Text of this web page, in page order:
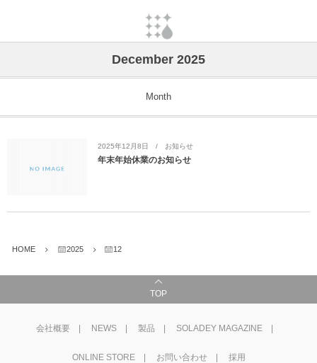
December 2025
Month
2025年12月8日 お知らせ
年末年始休業のお知らせ
HOME 2025 12
TOP
会社概要 NEWS 製品 SOLADEY MAGAZINE
ONLINE STORE お問い合わせ 採用